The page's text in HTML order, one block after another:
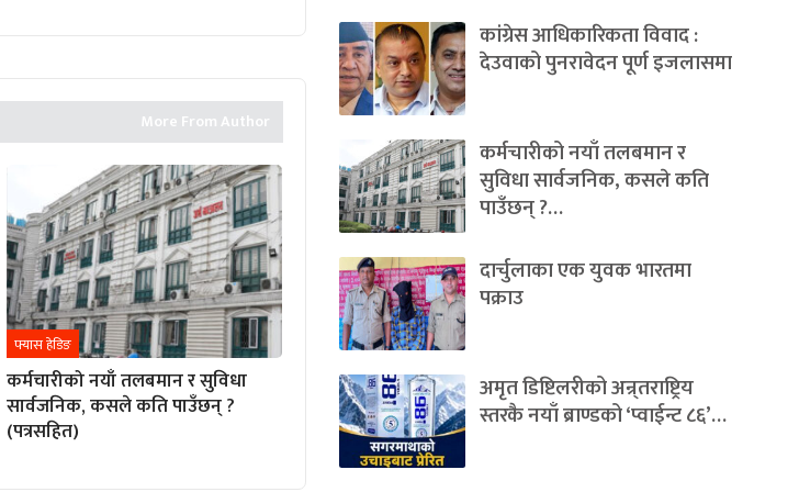
More From Author
फ्यास हेडिङ
कर्मचारीको नयाँ तलबमान र सुविधा
सार्वजनिक, कसले कति पाउँछन् ?
(पत्रसहित)
कांग्रेस आधिकारिकता विवाद :
देउवाको पुनरावेदन पूर्ण इजलासमा
कर्मचारीको नयाँ तलबमान र
सुविधा सार्वजनिक, कसले कति
पाउँछन् ?…
दार्चुलाका एक युवक भारतमा
पक्राउ
अमृत डिष्टिलरीको अन्र्तराष्ट्रिय
स्तरकै नयाँ ब्राण्डको ‘प्वाईन्ट ८६’…